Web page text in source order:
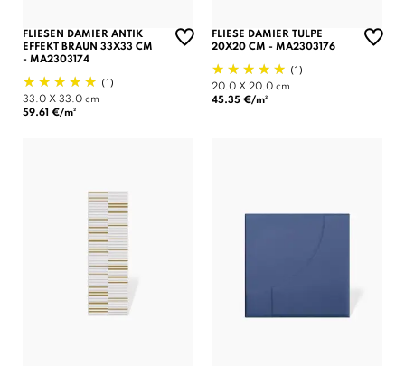
FLIESEN DAMIER ANTIK
EFFEKT BRAUN 33X33 CM
- MA2303174
(1)
33.0 X 33.0 cm
59.61 €/m²
FLIESE DAMIER TULPE
20X20 CM - MA2303176
(1)
20.0 X 20.0 cm
45.35 €/m²